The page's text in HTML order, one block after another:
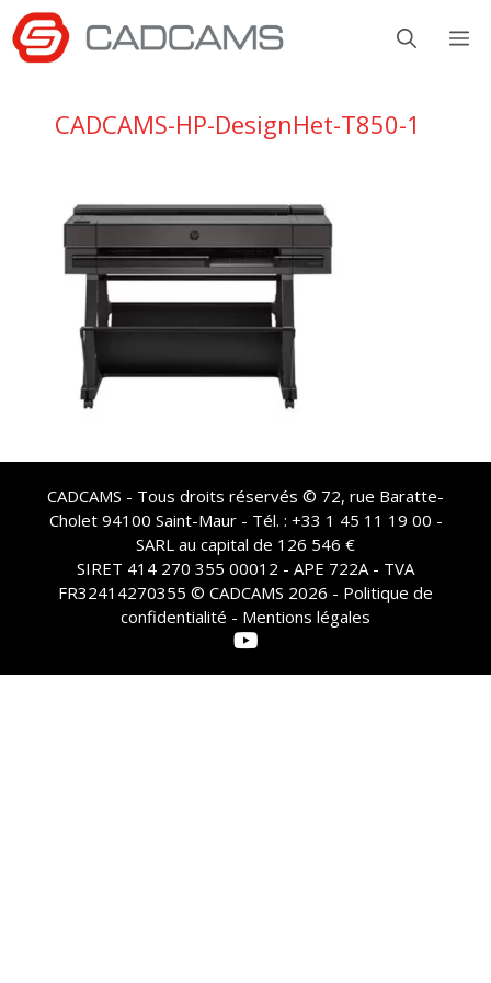
Aller
au
contenu
CADCAMS-HP-DesignHet-T850-1
CADCAMS - Tous droits réservés © 72, rue Baratte-
Cholet 94100 Saint-Maur - Tél. : +33 1 45 11 19 00 -
SARL au capital de 126 546 €
SIRET 414 270 355 00012 - APE 722A - TVA
FR32414270355 © CADCAMS 2026 - Politique de
confidentialité - Mentions légales